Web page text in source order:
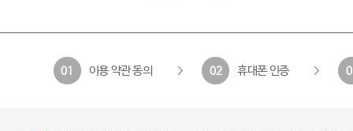
01 이용 약관 동의 02 휴대폰 인증